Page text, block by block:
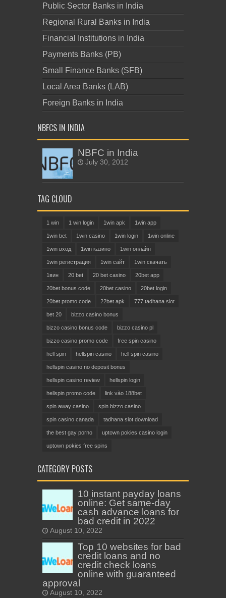
Public Sector Banks in India
Regional Rural Banks in India
Financial Institutions in India
Payments Banks (PB)
Small Finance Banks (SFB)
Local Area Banks (LAB)
Foreign Banks in India
NBFCS IN INDIA
NBFC in India
July 30, 2012
TAG CLOUD
1 win 1 win login 1win apk 1win app
1win bet 1win casino 1win login 1win online
1win вход 1win казино 1win онлайн
1win регистрация 1win сайт 1win скачать
1вин 20 bet 20 bet casino 20bet app
20bet bonus code 20bet casino 20bet login
20bet promo code 22bet apk 777 tadhana slot
bet 20 bizzo casino bonus
bizzo casino bonus code bizzo casino pl
bizzo casino promo code free spin casino
hell spin hellspin casino hell spin casino
hellspin casino no deposit bonus
hellspin casino review hellspin login
hellspin promo code link vào 188bet
spin away casino spin bizzo casino
spin casino canada tadhana slot download
the best gay porno uptown pokies casino login
uptown pokies free spins
CATEGORY POSTS
10 instant payday loans
online: Get same-day
cash advance loans for
bad credit in 2022
August 10, 2022
Top 10 websites for bad
credit loans and no
credit check loans
online with guaranteed
approval
August 10, 2022